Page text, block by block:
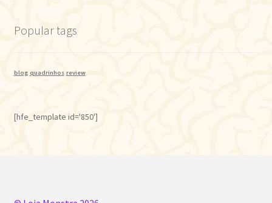
Popular tags
blog quadrinhos review
[hfe_template id='850']